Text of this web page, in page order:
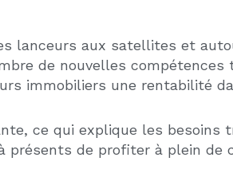
ÉTATS-
DES
Conseils
Vous